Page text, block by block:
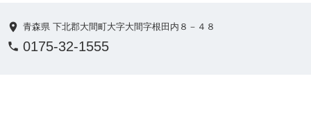
青森県 下北郡大間町大字大間字根田内８－４８
0175-32-1555